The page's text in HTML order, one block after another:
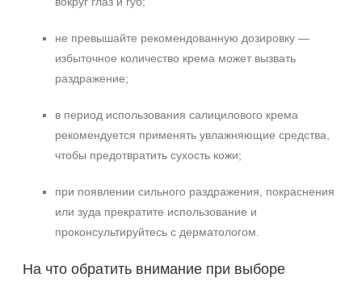
не превышайте рекомендованную дозировку —
избыточное количество крема может вызвать
раздражение;
в период использования салицилового крема
рекомендуется применять увлажняющие средства,
чтобы предотвратить сухость кожи;
при появлении сильного раздражения, покраснения
или зуда прекратите использование и
проконсультируйтесь с дерматологом.
На что обратить внимание при выборе